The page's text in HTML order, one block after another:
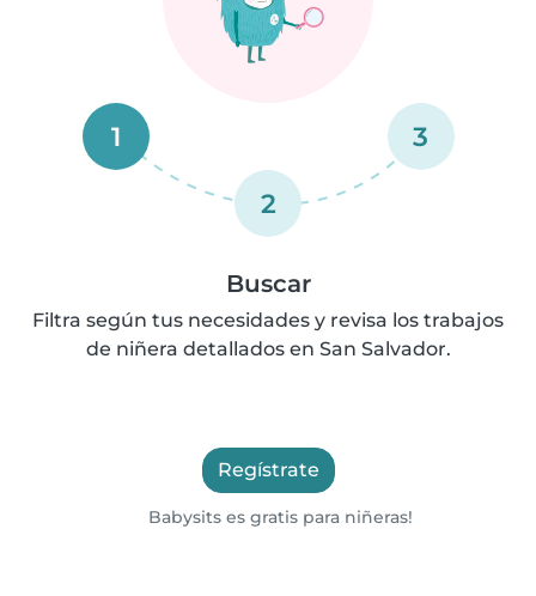
1
2
3
Buscar
Filtra según tus necesidades y revisa los trabajos
de niñera detallados en San Salvador.
Regístrate
Babysits es gratis para niñeras!